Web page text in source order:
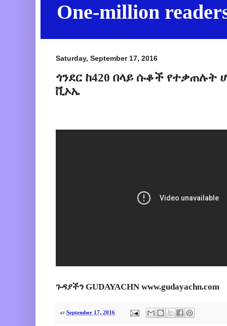
One-million
Saturday, September 17, 2016
ጎንደር ከ420 በላይ ሱቆች
ቪኦኤ
ጉዳያችን GUDAYACHN www.gudayachn.com
at September 17, 2016